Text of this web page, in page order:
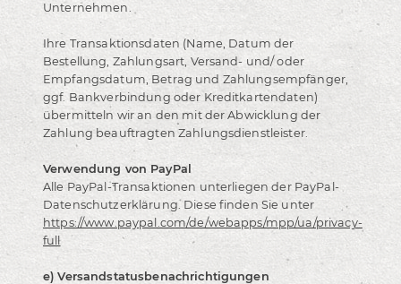
Unternehmen.
Ihre Transaktionsdaten (Name, Datum der
Bestellung, Zahlungsart, Versand- und/ oder
Empfangsdatum, Betrag und Zahlungsempfänger,
ggf. Bankverbindung oder Kreditkartendaten)
übermitteln wir an den mit der Abwicklung der
Zahlung beauftragten Zahlungsdienstleister.
Verwendung von PayPal
Alle PayPal-Transaktionen unterliegen der PayPal-
Datenschutzerklärung. Diese finden Sie unter
https://www.paypal.com/de/webapps/mpp/ua/privacy-
full
e) Versandstatusbenachrichtigungen